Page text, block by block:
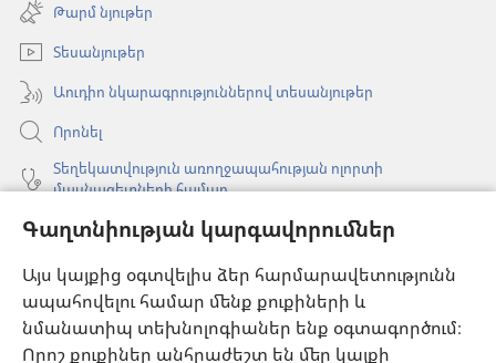
Գաղտնիության կարգավորումներ
Այս կայքից օգտվելիս ձեր հարմարավետությունն
ապահովելու համար մենք քուքիների և
նմանատիպ տեխնոլոգիաներ ենք օգտագործում։
Որոշ քուքիներ անհրաժեշտ են մեր կայքի
նոր
պատուհան)
Թարմ նյութեր
Տեսանյութեր
Աուդիո նկարագրություններով տեսանյութեր
Որոնել
Տեղեկատվություն առողջապահության ոլորտի
մասնագետների համար
Գլոբալ հաղորդակցություն
Օգնություն
Նվիրատվություններ
(բացվում
է